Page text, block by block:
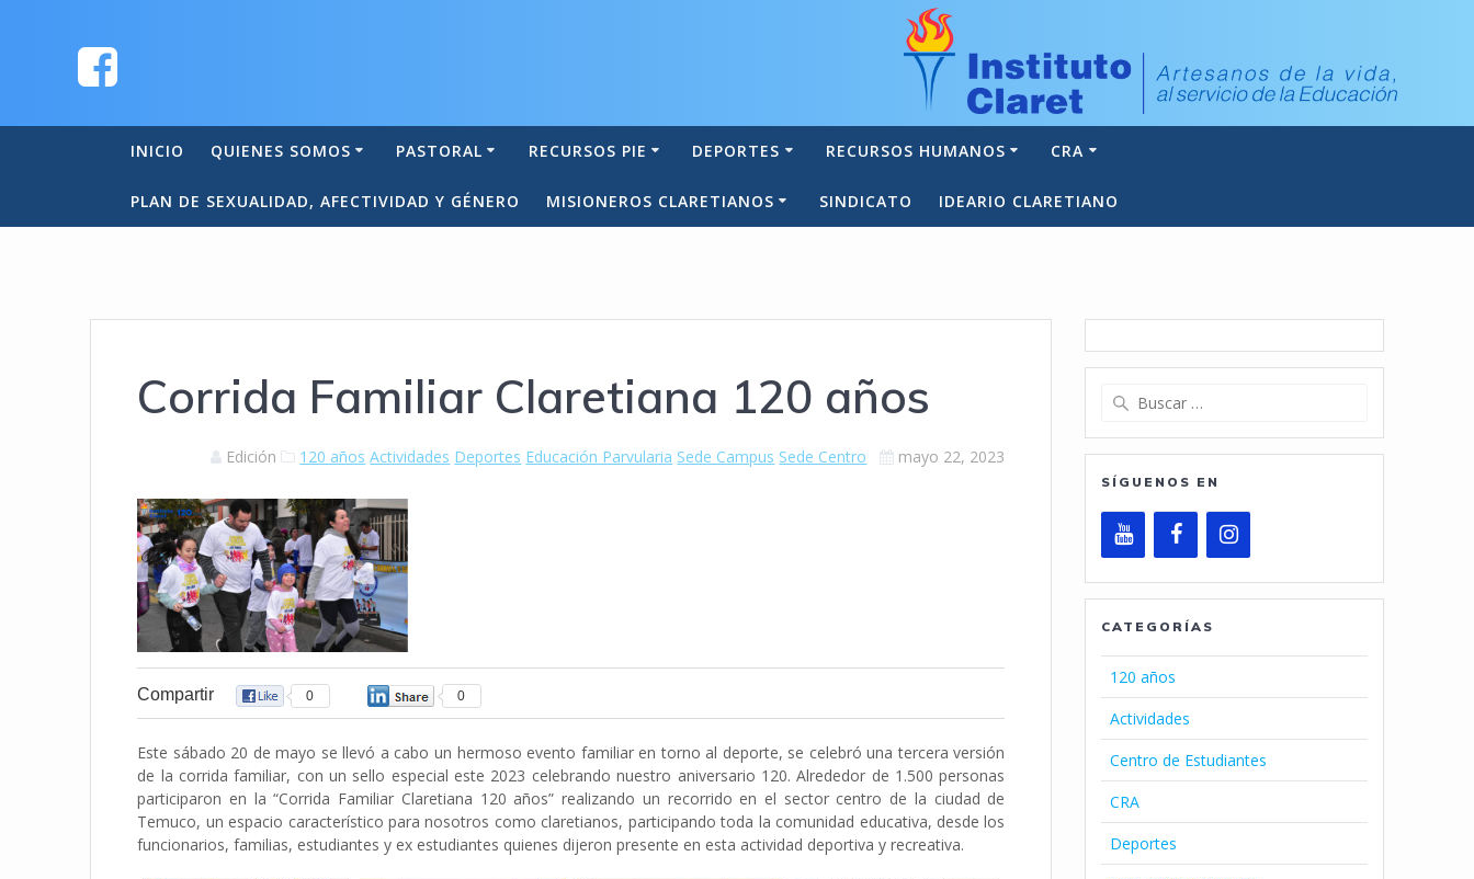
INICIO QUIENES SOMOS PASTORAL RECURSOS PIE DEPORTES RECURSOS HUMANOS CRA
PLAN DE SEXUALIDAD, AFECTIVIDAD Y GÉNERO MISIONEROS CLARETIANOS SINDICATO IDEARIO CLARETIANO
Corrida Familiar Claretiana 120 años
Edición 120 años Actividades Deportes Educación Parvularia Sede Campus Sede Centro mayo 22, 2023
Compartir 0 0
Este sábado 20 de mayo se llevó a cabo un hermoso evento familiar en torno al deporte, se celebró una tercera versión
de la corrida familiar, con un sello especial este 2023 celebrando nuestro aniversario 120. Alrededor de 1.500 personas
participaron en la “Corrida Familiar Claretiana 120 años” realizando un recorrido en el sector centro de la ciudad de
Temuco, un espacio característico para nosotros como claretianos, participando toda la comunidad educativa, desde los
funcionarios, familias, estudiantes y ex estudiantes quienes dijeron presente en esta actividad deportiva y recreativa.
Buscar:
SÍGUENOS EN
CATEGORÍAS
120 años
Actividades
Centro de Estudiantes
CRA
Deportes